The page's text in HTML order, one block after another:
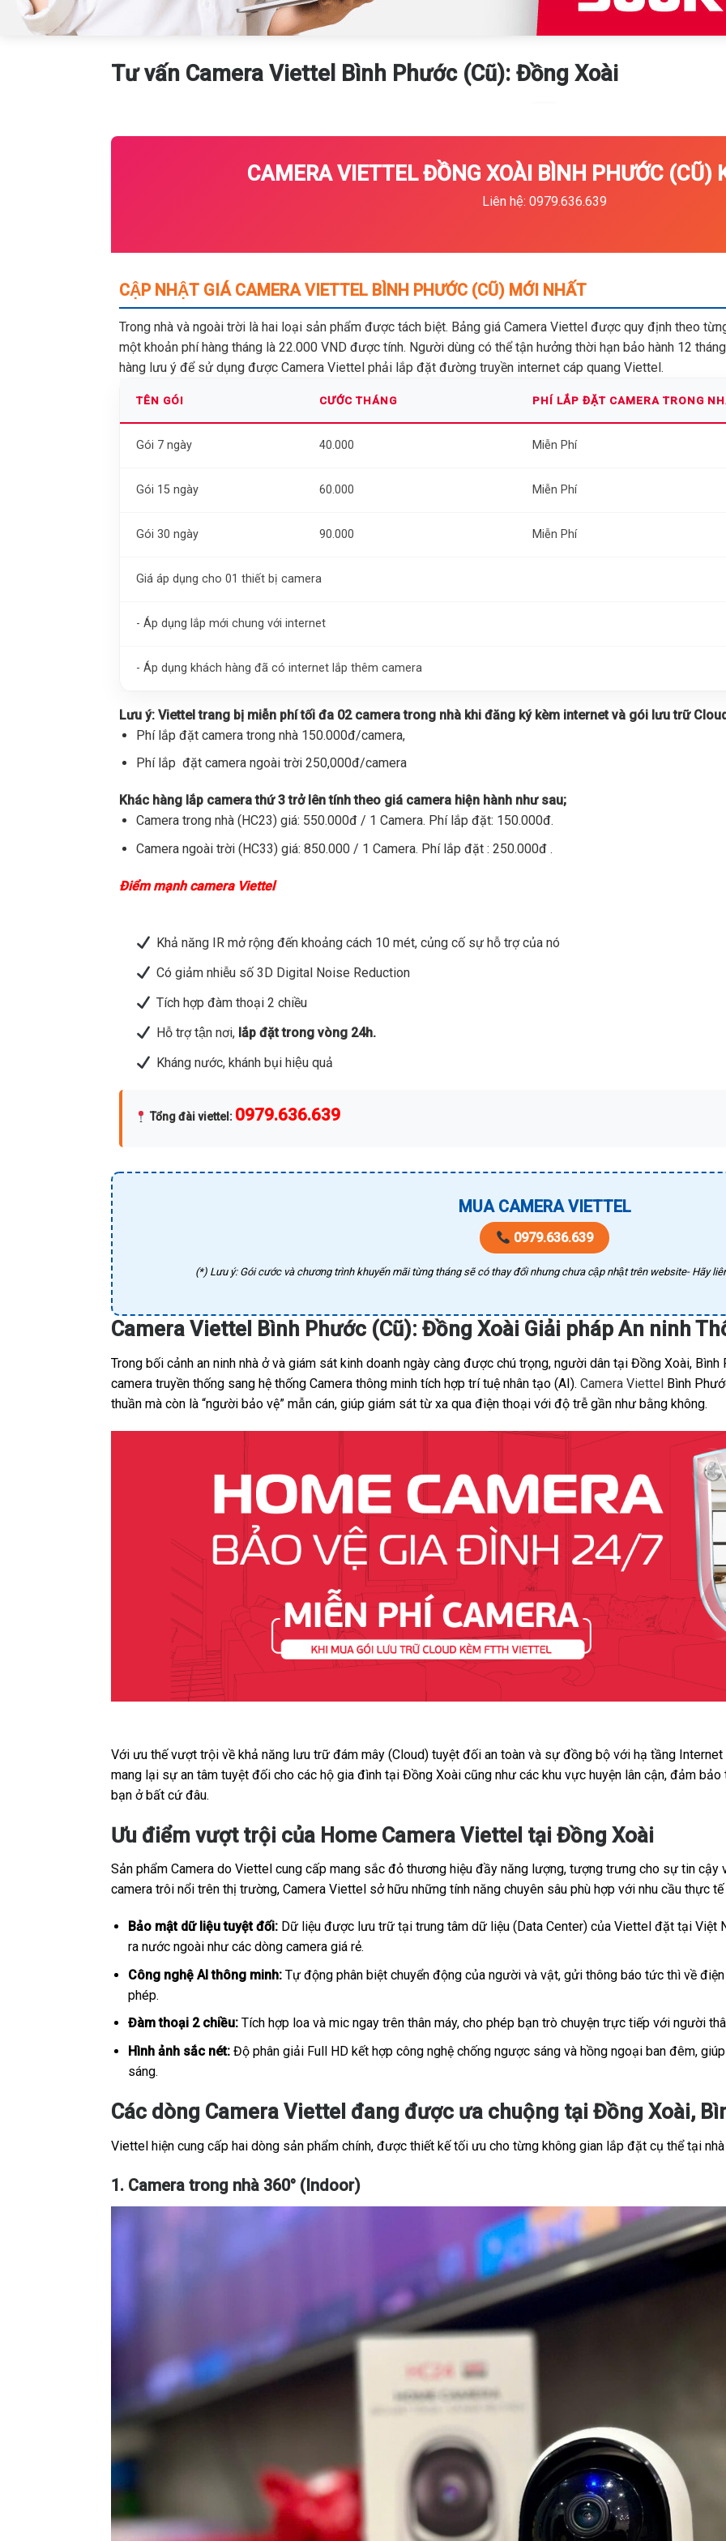
Tư vấn Camera Viettel Bình Phước (Cũ): Đồng Xoài
CAMERA VIETTEL ĐỒNG XOÀI BÌNH PHƯỚC (CŨ)
Liên hệ: 0979.636.639
CẬP NHẬT GIÁ CAMERA VIETTEL BÌNH PHƯỚC (CŨ) MỚI NHẤT
Trong nhà và ngoài trời là hai loại sản phẩm được tách biệt. Bảng giá Camera Viettel được quy định theo
một khoản phí hàng tháng là 22.000 VND được tính. Người dùng có thể tận hưởng thời hạn bảo hành 12
hàng lưu ý để sử dụng được Camera Viettel phải lắp đặt đường truyền internet cáp quang Viettel.
TÊN GÓI CƯỚC THÁNG PHÍ LẮP ĐẶT CAMERA TRONG
Gói 7 ngày 40.000 Miễn Phí
Gói 15 ngày 60.000 Miễn Phí
Gói 30 ngày 90.000 Miễn Phí
Giá áp dụng cho 01 thiết bị camera
- Áp dụng lắp mới chung với internet
- Áp dụng khách hàng đã có internet lắp thêm camera
Lưu ý: Viettel trang bị miễn phí tối đa 02 camera trong nhà khi đăng ký kèm internet và gói lưu trữ
Phí lắp đặt camera trong nhà 150.000đ/camera,
Phí lắp đặt camera ngoài trời 250,000đ/camera
Khác hàng lắp camera thứ 3 trở lên tính theo giá camera hiện hành như sau;
Camera trong nhà (HC23) giá: 550.000đ / 1 Camera. Phí lắp đặt: 150.000đ.
Camera ngoài trời (HC33) giá: 850.000 / 1 Camera. Phí lắp đặt : 250.000đ .
Điểm mạnh camera Viettel
Khả năng IR mở rộng đến khoảng cách 10 mét, củng cố sự hỗ trợ của nó
Có giảm nhiễu số 3D Digital Noise Reduction
Tích hợp đàm thoại 2 chiều
Hỗ trợ tận nơi,lắp đặt trong vòng 24h.
Kháng nước, khánh bụi hiệu quả
Tổng đài viettel : 0979.636.639
MUA CAMERA VIETTEL
0979.636.639
(*) Lưu ý: Gói cước và chương trình khuyến mãi từng tháng sẽ có thay đổi nhưng chưa cập nhật trên website- Hãy
Camera Viettel Bình Phước (Cũ): Đồng Xoài Giải pháp An ninh
Trong bối cảnh an ninh nhà ở và giám sát kinh doanh ngày càng được chú trọng, người dân tại Đồng Xoài,
camera truyền thống sang hệ thống Camera thông minh tích hợp trí tuệ nhân tạo (AI). Camera Viettel Bình
thuần mà còn là “người bảo vệ” mẫn cán, giúp giám sát từ xa qua điện thoại với độ trễ gần như bằng không.
Với ưu thế vượt trội về khả năng lưu trữ đám mây (Cloud) tuyệt đối an toàn và sự đồng bộ với hạ tầng
mang lại sự an tâm tuyệt đối cho các hộ gia đình tại Đồng Xoài cũng như các khu vực huyện lân cận, đảm
bạn ở bất cứ đâu.
Ưu điểm vượt trội của Home Camera Viettel tại Đồng Xoài
Sản phẩm Camera do Viettel cung cấp mang sắc đỏ thương hiệu đầy năng lượng, tượng trưng cho sự tin cậy
camera trôi nổi trên thị trường, Camera Viettel sở hữu những tính năng chuyên sâu phù hợp với nhu cầu thực
Bảo mật dữ liệu tuyệt đối:Dữ liệu được lưu trữ tại trung tâm dữ liệu (Data Center) của Viettel đặt tại Việt
ra nước ngoài như các dòng camera giá rẻ.
Công nghệ AI thông minh:Tự động phân biệt chuyển động của người và vật, gửi thông báo tức thì về
phép.
Đàm thoại 2 chiều:Tích hợp loa và mic ngay trên thân máy, cho phép bạn trò chuyện trực tiếp với người
Hình ảnh sắc nét:Độ phân giải Full HD kết hợp công nghệ chống ngược sáng và hồng ngoại ban đêm,
sáng.
Các dòng Camera Viettel đang được ưa chuộng tại Đồng Xoài,
Viettel hiện cung cấp hai dòng sản phẩm chính, được thiết kế tối ưu cho từng không gian lắp đặt cụ thể tại
1. Camera trong nhà 360° (Indoor)